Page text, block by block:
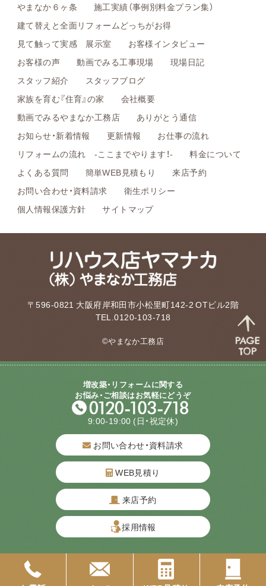
やまなか６ヶ条
施工実績（事例別料金プラン集）
建て替えと全面リフォームどっちがお得
見て触って実感 展示室
お客様インタビュー
お客様の声
動画でみる工事現場
現場日記
スタッフ紹介
スタッフブログ
家族を育む『住育』の家
会社概要
動画でみるやまなか工務店
ありがとう通信
お知らせ・新着情報
更新情報
お仕事の流れ
リフォームの流れ -ここまでやります！-
料金について
よくある質問
簡単WEB見積もり
来店予約
お問い合わせ・資料請求
衛生ポリシー
個人情報保護方針
サイトマップ
〒596-0821 大阪府岸和田市小松里町142-2 OTビル2階
TEL.0120-103-718
©やまなか工務店
増改築・リフォームに関する
お悩み・ご相談はお気軽にどうぞ
9:00-19:00 (日・祝定休)
お問い合わせ・資料請求
WEB見積り
来店予約
採用情報